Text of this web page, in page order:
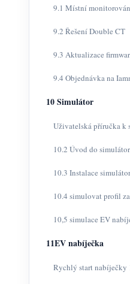
9.1 Místní
9.2 Řešení Double CT
9.3 Aktualizace
9.4 Objednávka na
10 Simulátor
Uživatelská příručka k
10.2 Úvod do
10.3 Instalace
10.4 simulovat profil
10,5 simulace EV
11EV nabíječka
Rychlý start nabíječky